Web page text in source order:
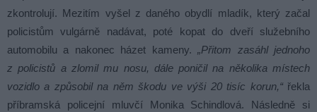
zkontrolují. Mezitím vyšel z daného obydlí mladík, který začal
policistům vulgárně nadávat, poté kopat do dveří služebního
automobilu a nakonec házet kameny.„Přitom zasáhl jednoho
z policistů a zlomil mu nosu, dále poničil na několika místech
vozidlo a způsobil na něm škodu ve výši 20 tisíc korun,“řekla
příbramská policejní mluvčí Monika Schindlová. Následně si